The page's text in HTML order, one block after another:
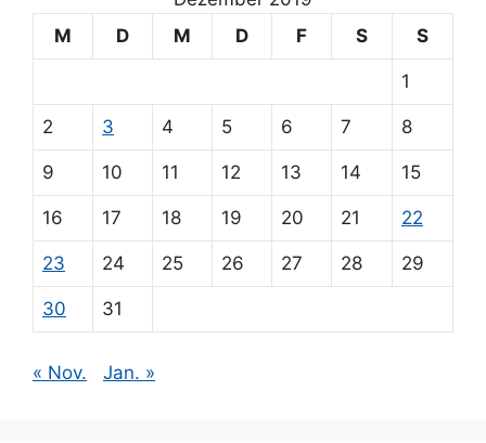
M
D M D F S S
1
2 3 4 5 6 7 8
9 10 11 12 13 14 15
16 17 18 19 20 21 22
23 24 25 26 27 28 29
30 31
« Nov. Jan. »